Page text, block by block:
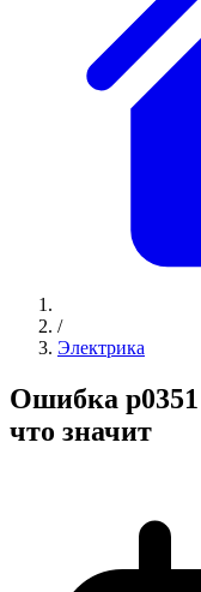
/
Электрика
Ошибка
что значит